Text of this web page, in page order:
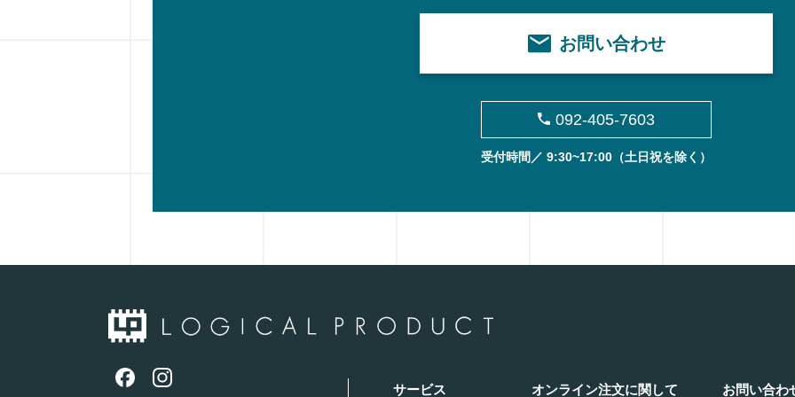
お問い合わせ
092-405-7603
受付時間／ 9:30~17:00 （土日祝を除く）
サービス オンライン注文に関して お問い合わ